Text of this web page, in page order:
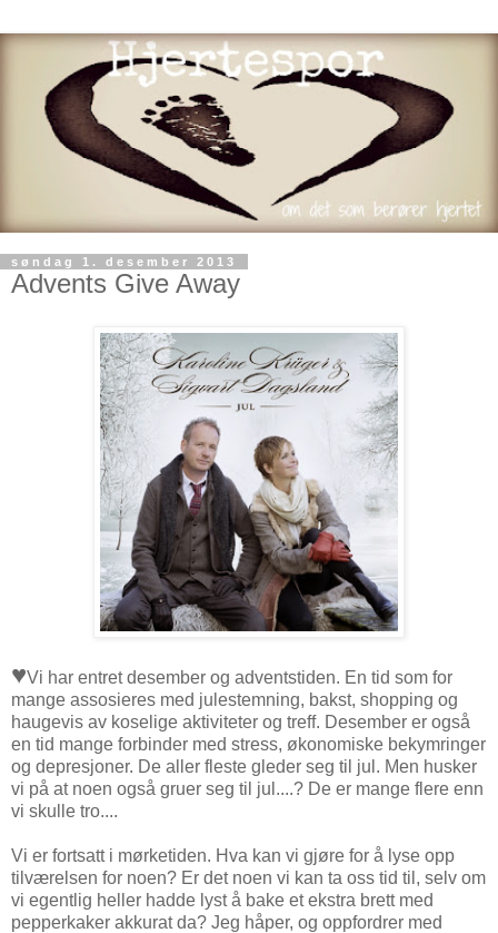
søndag 1. desember 2013
Advents Give Away
♥Vi har entret desember og adventstiden. En tid som for
mange assosieres med julestemning, bakst, shopping og
haugevis av koselige aktiviteter og treff. Desember er også
en tid mange forbinder med stress, økonomiske bekymringer
og depresjoner. De aller fleste gleder seg til jul. Men husker
vi på at noen også gruer seg til jul....? De er mange flere enn
vi skulle tro....
Vi er fortsatt i mørketiden. Hva kan vi gjøre for å lyse opp
tilværelsen for noen? Er det noen vi kan ta oss tid til, selv om
vi egentlig heller hadde lyst å bake et ekstra brett med
pepperkaker akkurat da? Jeg håper, og oppfordrer med